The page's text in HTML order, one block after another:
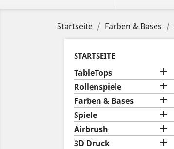
Startseite Farben & Bases
STARTSEITE
TableTops 
Rollenspiele 
Farben & Bases 
Spiele 
Airbrush 
3D Druck 